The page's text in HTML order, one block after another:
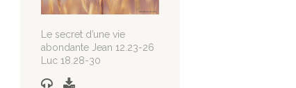
Le secret d’une vie
abondante Jean 12.23-26
Luc 18.28-30